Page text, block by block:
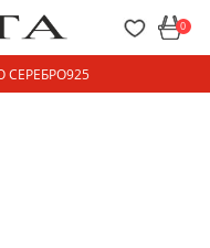
0
СЕРЕБРО925